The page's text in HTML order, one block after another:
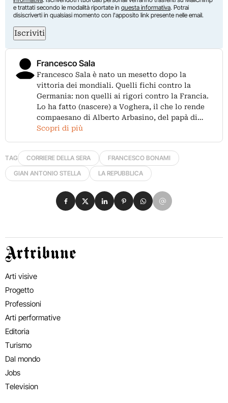
e trattati secondo le modalità riportate in questa informativa. Potrai
disiscriverti in qualsiasi momento con l'apposito link presente nelle email.
Iscriviti
Francesco Sala
Francesco Sala è nato un mesetto dopo la
vittoria dei mondiali. Quelli fichi contro la
Germania: non quelli ai rigori contro la Francia.
Lo ha fatto (nascere) a Voghera, il che lo rende
compaesano di Alberto Arbasino, del papà di…
Scopri di più
TAG CORRIERE DELLA SERA
FRANCESCO BONAMI
GIAN ANTONIO STELLA
LA REPUBBLICA
Condividi su Facebook
Condividi su X
Condividi su LinkedIn
Condividi su Pinterest
Condividi su WhatsApp
Condividi su Email
Artribune
Arti visive
Progetto
Professioni
Arti performative
Editoria
Turismo
Dal mondo
Jobs
Television